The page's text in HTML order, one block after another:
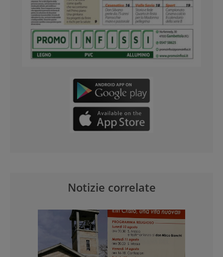
Notizie correlate